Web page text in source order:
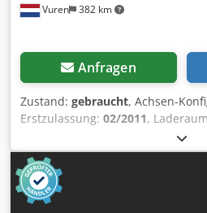
Vuren 382 km
Anfragen
Zustand: gebraucht, Achsen-
Erstzulassung: 02/2011,
,
Gesamtlänge:11.100 mm,
Gesamthöhe:
385/55R22,5
Baujahr: